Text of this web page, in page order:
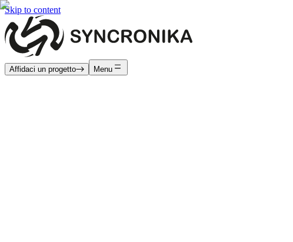
Skip to content
Affidaci un progetto Menu